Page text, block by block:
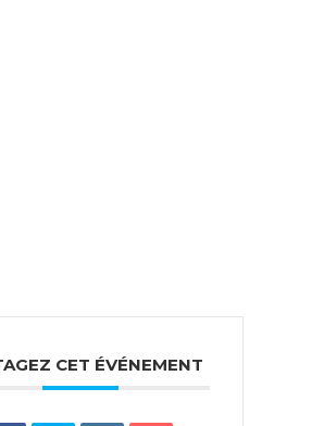
CET ÉVÉNEMENT